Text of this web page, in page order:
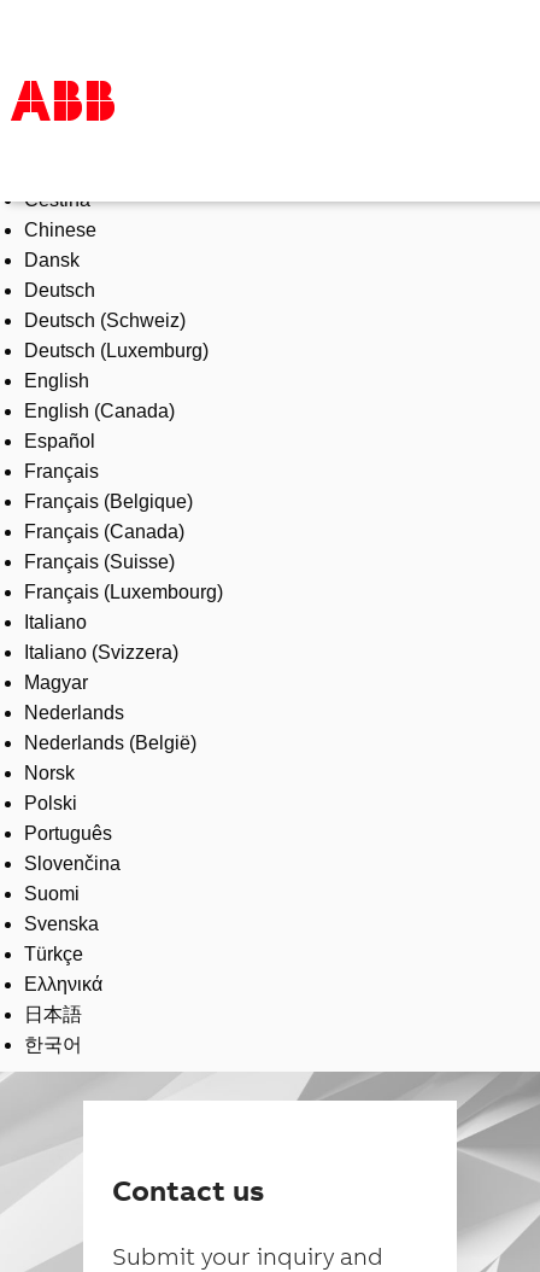
Products & Solutions
Industries
Services
About us
Where to buy
Contact us
Careers
Čeština
Chinese
Dansk
Deutsch
Deutsch (Schweiz)
Deutsch (Luxemburg)
English
English (Canada)
Español
Français
Français (Belgique)
Français (Canada)
Français (Suisse)
Français (Luxembourg)
Italiano
Italiano (Svizzera)
Magyar
Nederlands
Nederlands (België)
Norsk
Polski
Português
Slovenčina
Suomi
Svenska
Türkçe
Ελληνικά
日本語
한국어
Contact us
Submit your inquiry and